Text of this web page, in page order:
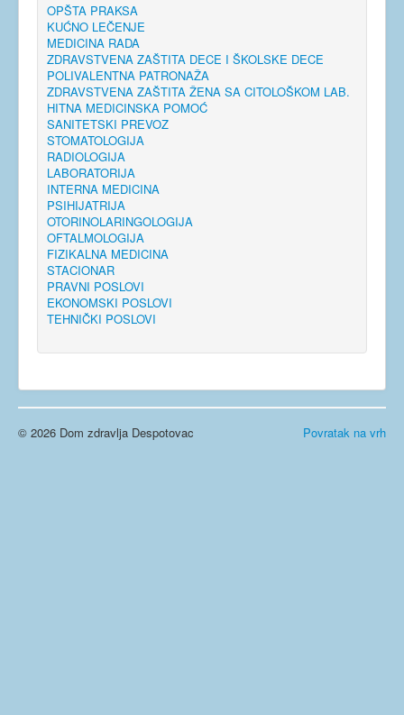
OPŠTA PRAKSA
KUĆNO LEČENJE
MEDICINA RADA
ZDRAVSTVENA ZAŠTITA DECE I ŠKOLSKE DECE
POLIVALENTNA PATRONAŽA
ZDRAVSTVENA ZAŠTITA ŽENA SA CITOLOŠKOM LAB.
HITNA MEDICINSKA POMOĆ
SANITETSKI PREVOZ
STOMATOLOGIJA
RADIOLOGIJA
LABORATORIJA
INTERNA MEDICINA
PSIHIJATRIJA
OTORINOLARINGOLOGIJA
OFTALMOLOGIJA
FIZIKALNA MEDICINA
STACIONAR
PRAVNI POSLOVI
EKONOMSKI POSLOVI
TEHNIČKI POSLOVI
Povratak na vrh
© 2026 Dom zdravlja Despotovac